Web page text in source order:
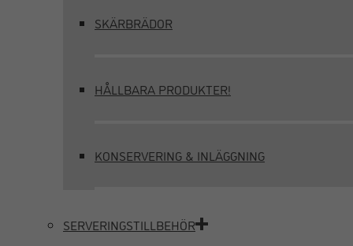
SKÄRBRÄDOR
HÅLLBARA PRODUKTER!
KONSERVERING & INLÄGGNING
SERVERINGSTILLBEHÖR